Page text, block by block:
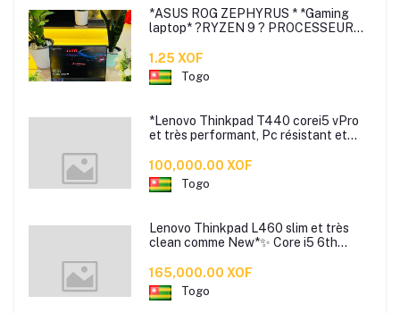
*ASUS ROG ZEPHYRUS * *Gaming
laptop* ?RYZEN 9 ? PROCESSEUR
RAM 16GB DDR4 ultra-rapide ?
1.25 XOF
Togo
*Lenovo Thinkpad T440 corei5 vPro
et très performant, Pc résistant et
100,000.00 XOF
Togo
Lenovo Thinkpad L460 slim et très
clean comme New*✨ Core i5 6th
165,000.00 XOF
Togo